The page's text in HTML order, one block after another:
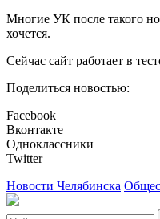
Многие УК после такого
хочется.
Сейчас сайт работает в
Поделиться новостью:
Facebook
Вконтакте
Одноклассники
Twitter
Новости Челябинска